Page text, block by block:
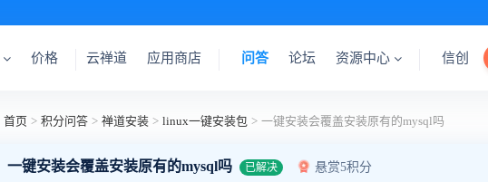
价格 云禅道 应用商店 问答 论坛 资源中心 信创
首页 > 积分问答 > 禅道安装 > linux一键安装包 > 一键安装会覆盖安装原有的mysql吗
一键安装会覆盖安装原有的mysql吗 已解决 悬赏5积分